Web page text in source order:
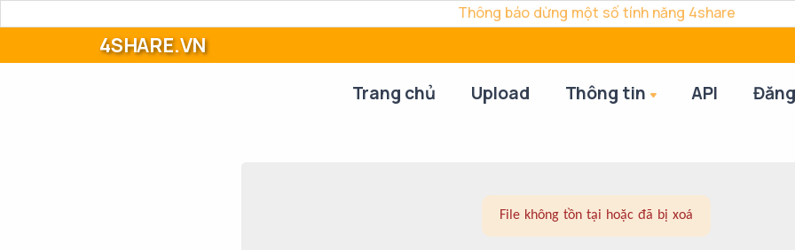
Thông báo dừng một số tính năng 4share
4SHARE.VN
Trang chủ Upload Thông tin API
File không tồn tại hoặc đã bị xoá